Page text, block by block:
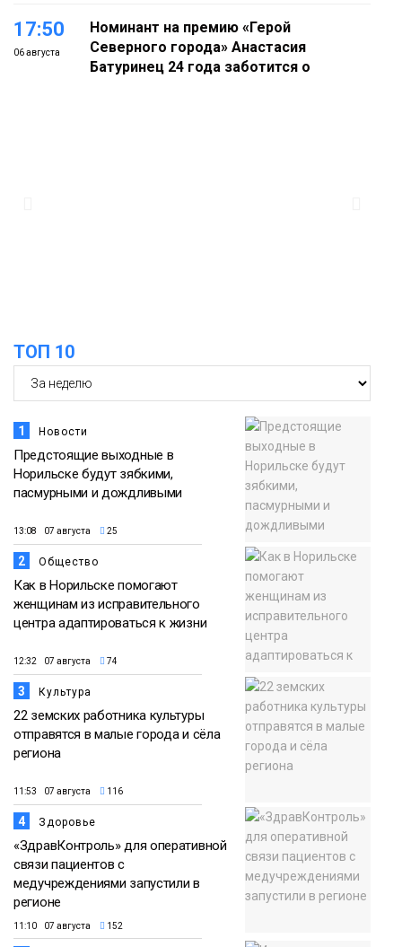
17:50
06 августа
Номинант на премию «Герой
Северного города» Анастасия
Батуринец 24 года заботится о
ТОП 10
1 Новости
Предстоящие выходные в
Норильске будут зябкими,
пасмурными и дождливыми
13:08 07 августа 25
2 Общество
Как в Норильске помогают
женщинам из исправительного
центра адаптироваться к жизни
12:32 07 августа 74
3 Культура
22 земских работника культуры
отправятся в малые города и сёла
региона
11:53 07 августа 116
4 Здоровье
«ЗдравКонтроль» для оперативной
связи пациентов с
медучреждениями запустили в
регионе
11:10 07 августа 152